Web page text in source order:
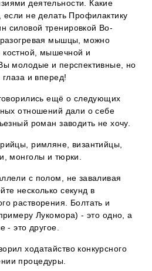
деятельности. Какие
если не делать Профилактику
силовой тренировкой Во-
мышцы, можно
мышечной и
молодые и перспективные, но
глаза и вперед!
ещё о следующих
отношений дали о себе
роман заводить не хочу.
римляне, византийцы,
монголы и тюрки.
с полом, не заваливая
несколько секунд в
растворения. Болтать и
Лукомора) - это одно, а
- это другое.
ходатайство конкурсного
процедуры.